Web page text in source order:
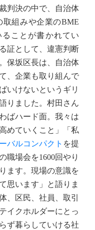
判決の中で、自治体
組みや企業のBME
ことが書かれてい
証として、違憲判断
保坂区長は、自治体
、企業も取り組んで
いけないというギリ
りました。村田さん
ばハード面。我々は
めていくこと」「私
バルコンパクト を提
職場会を1600回やり
ます。現場の意識を
思います」と語りま
、区民、社員、取引
イクホルダーにとっ
ず暮らしていける社